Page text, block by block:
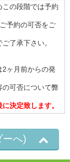
の段階では予約
予約の可否をご
了承下さい。
ヶ月前からの発
の可否について弊
決定致します。
ーへ)